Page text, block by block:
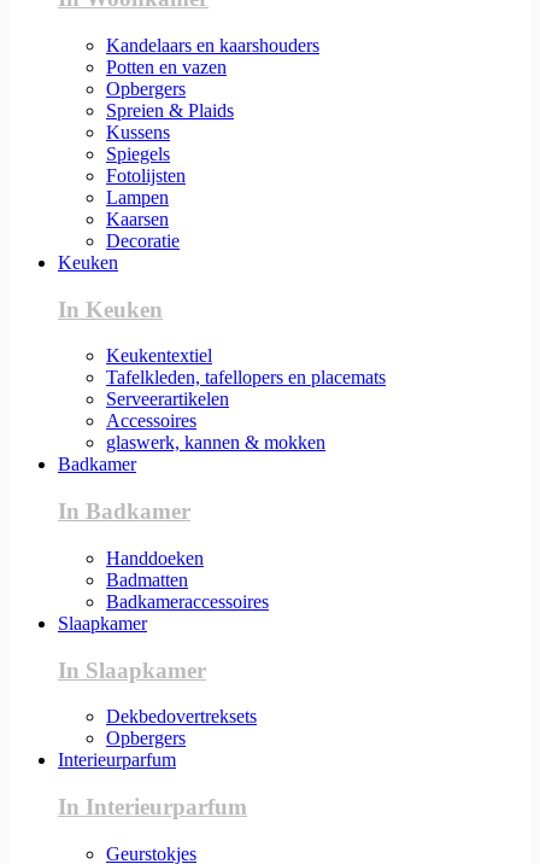
Kandelaars en kaarshouders
Potten en vazen
Opbergers
Spreien & Plaids
Kussens
Spiegels
Fotolijsten
Lampen
Kaarsen
Decoratie
Keuken
In Keuken
Keukentextiel
Tafelkleden, tafellopers en placemats
Serveerartikelen
Accessoires
glaswerk, kannen & mokken
Badkamer
In Badkamer
Handdoeken
Badmatten
Badkameraccessoires
Slaapkamer
In Slaapkamer
Dekbedovertreksets
Opbergers
Interieurparfum
In Interieurparfum
Geurstokjes